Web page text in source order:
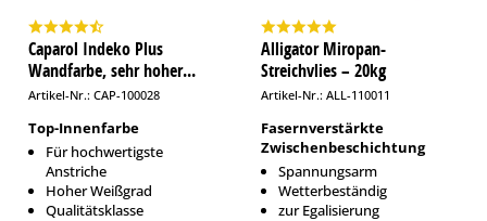
Caparol Indeko Plus
Wandfarbe, sehr hoher...
Artikel-Nr.: CAP-100028
Top-Innenfarbe
Für hochwertigste
Anstriche
Hoher Weißgrad
Qualitätsklasse
Alligator Miropan-
Streichvlies – 20kg
Artikel-Nr.: ALL-110011
Fasernverstärkte
Zwischenbeschichtung
Spannungsarm
Wetterbeständig
zur Egalisierung